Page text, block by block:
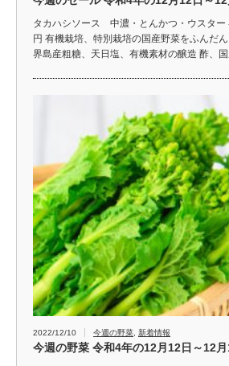
タカハシソース 中濃・とんかつ・ウスター
円 有機栽培、特別栽培の国産野菜をふんだ
界島産粗糖、天日塩、有機素材の醸造 酢、
2022/12/10 今週の野菜 新着情報
今週の野菜 令和4年の12月12日～12月